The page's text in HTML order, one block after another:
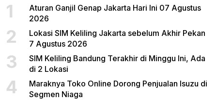
1
Aturan Ganjil Genap Jakarta Hari Ini 07 Agustus
2026
2
Lokasi SIM Keliling Jakarta sebelum Akhir Pekan
7 Agustus 2026
3
SIM Keliling Bandung Terakhir di Minggu Ini, Ada
di 2 Lokasi
4
Maraknya Toko Online Dorong Penjualan Isuzu di
Segmen Niaga